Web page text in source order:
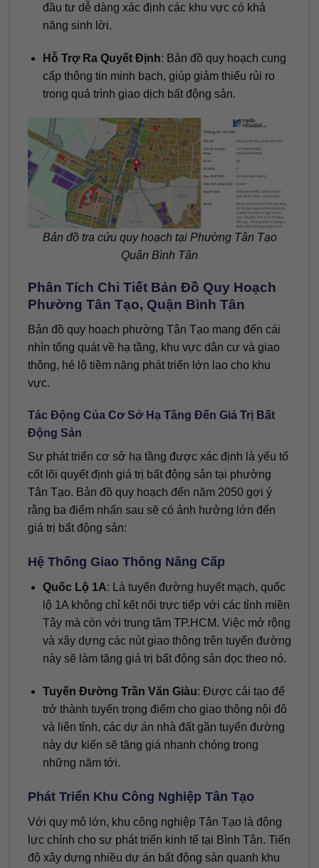
đầu tư dễ dàng xác định các khu vực có khả
năng sinh lời.
Hỗ Trợ Ra Quyết Định: Bản đồ quy hoạch cung
cấp thông tin minh bạch, giúp giảm thiểu rủi ro
trong quá trình giao dịch bất động sản.
Bản đồ tra cứu quy hoạch tại Phường Tân Tạo
Quận Bình Tân
Phân Tích Chi Tiết Bản Đồ Quy Hoạch
Phường Tân Tạo, Quận Bình Tân
Bản đồ quy hoạch phường Tân Tạo mang đến cái
nhìn tổng quát về hạ tầng, khu vực dân cư và giao
thông, hé lộ tiềm năng phát triển lớn lao cho khu
vực.
Tác Động Của Cơ Sở Hạ Tầng Đến Giá Trị Bất
Động Sản
Sự phát triển cơ sở hạ tầng được xác định là yếu tố
cốt lõi quyết định giá trị bất động sản tại phường
Tân Tạo. Bản đồ quy hoạch đến năm 2050 gợi ý
rằng ba điểm nhấn sau sẽ có ảnh hưởng lớn đến
giá trị bất động sản:
Hệ Thống Giao Thông Nâng Cấp
Quốc Lộ 1A: Là tuyến đường huyết mạch, quốc
lộ 1A không chỉ kết nối trực tiếp với các tỉnh miền
Tây mà còn với trung tâm TP.HCM. Việc mở rộng
và xây dựng các nút giao thông trên tuyến đường
này sẽ làm tăng giá trị bất động sản dọc theo nó.
Tuyến Đường Trần Văn Giàu: Được cải tạo để
trở thành tuyến trọng điểm cho giao thông nội đô
và liên tỉnh, các dự án nhà đất gần tuyến đường
này dự kiến sẽ tăng giá nhanh chóng trong
những năm tới.
Phát Triển Khu Công Nghiệp Tân Tạo
Với quy mô lớn, khu công nghiệp Tân Tạo là động
lực chính cho sự phát triển kinh tế tại Bình Tân. Tiến
độ xây dựng nhiều dự án bất động sản quanh khu